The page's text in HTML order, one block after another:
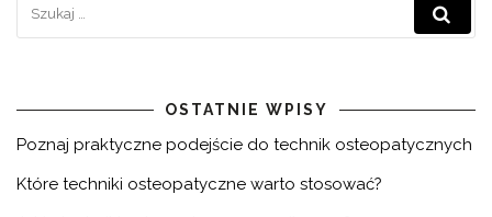
OSTATNIE WPISY
Poznaj praktyczne podejście do technik osteopatycznych
Które techniki osteopatyczne warto stosować?